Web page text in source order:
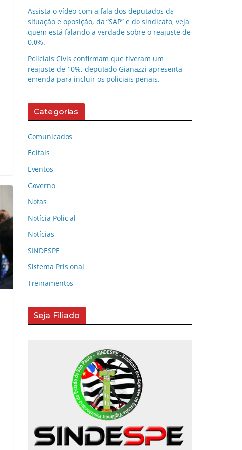
Assista o vídeo com a fala dos deputados da
situação e oposição, da “SAP” e do sindicato, veja
quem está falando a verdade sobre o reajuste de
0,0%.
Policiais Civis confirmam que tiveram um
reajuste de 10%, deputado Gianazzi apresenta
emenda para incluir os policiais penais.
Categorias
Comunicados
Editais
Eventos
Governo
Notas
Notícia Policial
Notícias
SINDESPE
Sistema Prisional
Treinamentos
Seja Filiado